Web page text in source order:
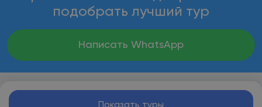
подобрать лучший тур
Написать WhatsApp